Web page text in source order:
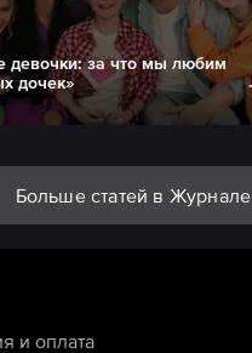
девочки: за что мы любим
дочек»
Больше статей в Журнале
и оплата